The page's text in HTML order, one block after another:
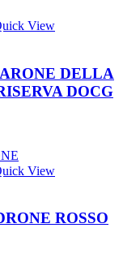
View
DELLA
DOCG
View
ROSSO